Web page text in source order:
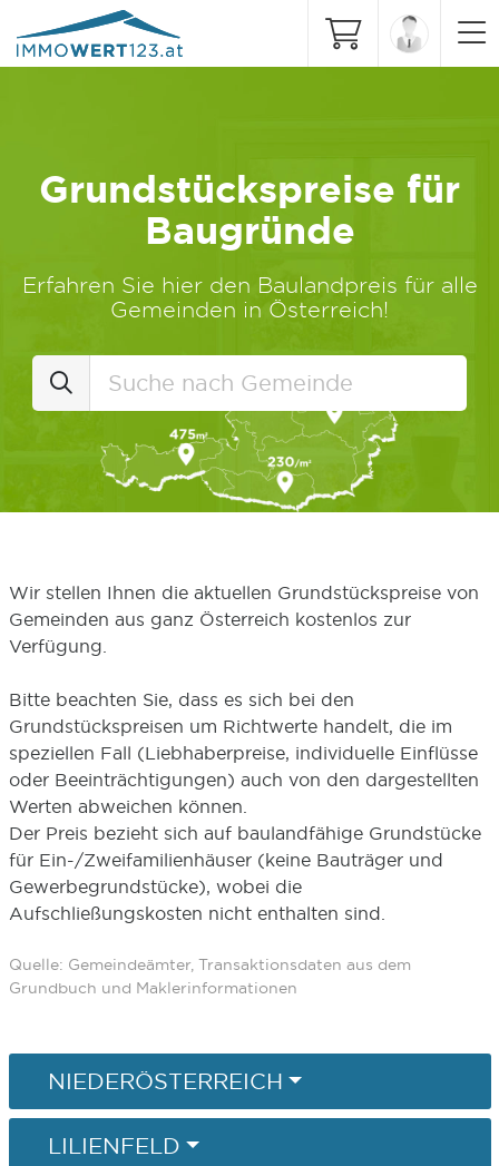
Grundstückspreise für
Baugründe
Erfahren Sie hier den Baulandpreis für alle
Gemeinden in Österreich!
Wir stellen Ihnen die aktuellen Grundstückspreise von
Gemeinden aus ganz Österreich kostenlos zur
Verfügung.
Bitte beachten Sie, dass es sich bei den
Grundstückspreisen um Richtwerte handelt, die im
speziellen Fall (Liebhaberpreise, individuelle Einflüsse
oder Beeinträchtigungen) auch von den dargestellten
Werten abweichen können.
Der Preis bezieht sich auf baulandfähige Grundstücke
für Ein-/Zweifamilienhäuser (keine Bauträger und
Gewerbegrundstücke), wobei die
Aufschließungskosten nicht enthalten sind.
Quelle: Gemeindeämter, Transaktionsdaten aus dem
Grundbuch und Maklerinformationen
NIEDERÖSTERREICH
LILIENFELD